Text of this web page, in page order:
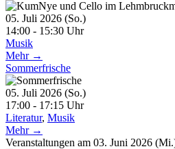
05. Juli 2026 (So.)
14:00 - 15:30 Uhr
Musik
Mehr →
Sommerfrische
05. Juli 2026 (So.)
17:00 - 17:15 Uhr
Literatur, Musik
Mehr →
Veranstaltungen am 03. Juni 2026